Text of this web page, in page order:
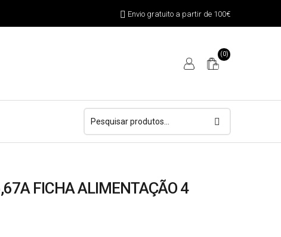
Envio gratuito a partir de 100€
(0)
FICHA ALIMENTAÇÃO 4